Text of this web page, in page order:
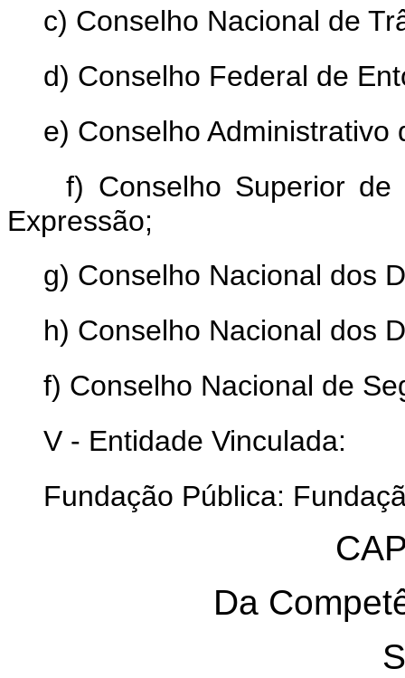
c) Conselho Nacional de
d) Conselho Federal de
e) Conselho Administrativo
f) Conselho Superior
Expressão;
g) Conselho Nacional dos
h) Conselho Nacional dos
f) Conselho Nacional de
V - Entidade Vinculada:
Fundação Pública:
Da